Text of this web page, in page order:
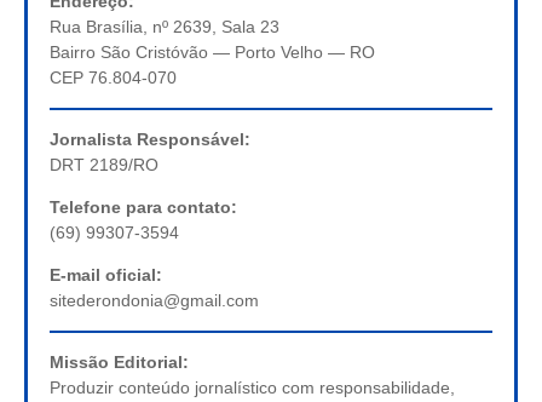
Rua Brasília, nº 2639, Sala 23
Bairro São Cristóvão — Porto Velho — RO
CEP 76.804-070
Jornalista Responsável:
DRT 2189/RO
Telefone para contato:
(69) 99307-3594
E-mail oficial:
sitederondonia@gmail.com
Missão Editorial:
Produzir conteúdo jornalístico com responsabilidade,